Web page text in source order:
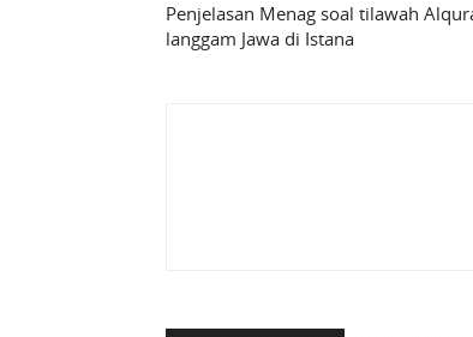
Penjelasan Menag soal tilawah
langgam Jawa di Istana